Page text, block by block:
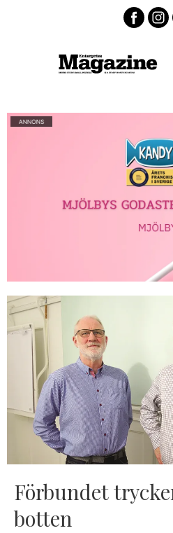
Förbundet
botten